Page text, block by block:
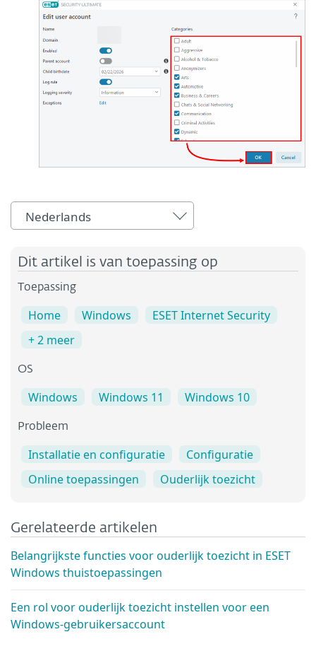
Nederlands
Dit artikel is van toepassing op
Toepassing
Home Windows
ESET Internet Security
+ 2 meer
OS
Windows Windows 11 Windows 10
Probleem
Installatie en configuratie
Configuratie
Online toepassingen
Ouderlijk toezicht
Gerelateerde artikelen
Belangrijkste functies voor ouderlijk toezicht in ESET
Windows thuistoepassingen
Een rol voor ouderlijk toezicht instellen voor een
Windows-gebruikersaccount